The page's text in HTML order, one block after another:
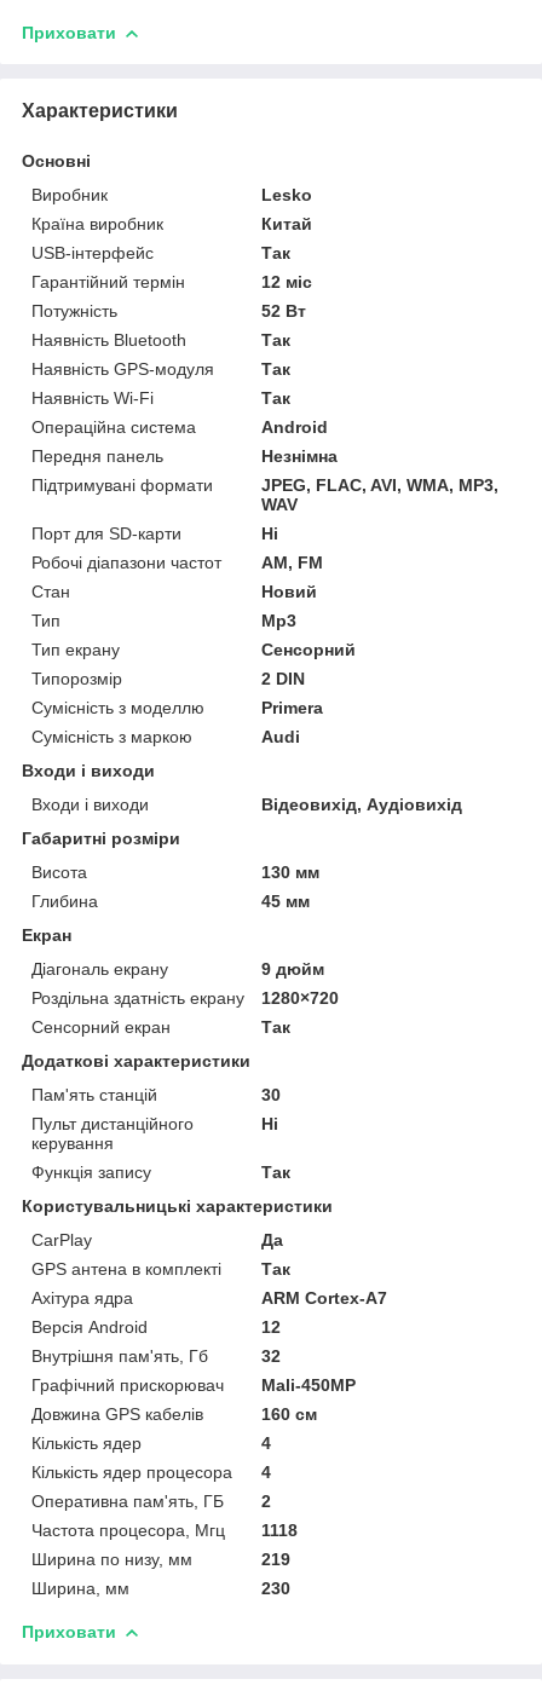
Приховати
Характеристики
Основні
Виробник
Lesko
Країна виробник
Китай
USB-інтерфейс
Так
Гарантійний термін
12 міс
Потужність
52 Вт
Наявність Bluetooth
Так
Наявність GPS-модуля
Так
Наявність Wi-Fi
Так
Операційна система
Android
Передня панель
Незнімна
Підтримувані формати
JPEG, FLAC, AVI, WMA, MP3,
WAV
Порт для SD-карти
Ні
Робочі діапазони частот
AM, FM
Стан
Новий
Тип
Mp3
Тип екрану
Сенсорний
Типорозмір
2 DIN
Сумісність з моделлю
Primera
Сумісність з маркою
Audi
Входи і виходи
Входи і виходи
Відеовихід, Аудіовихід
Габаритні розміри
Висота
130 мм
Глибина
45 мм
Екран
Діагональ екрану
9 дюйм
Роздільна здатність екрану
1280×720
Сенсорний екран
Так
Додаткові характеристики
Пам'ять станцій
30
Пульт дистанційного
керування
Ні
Функція запису
Так
Користувальницькі характеристики
CarPlay
Да
GPS антена в комплекті
Так
Ахітура ядра
ARM Cortex-A7
Версія Android
12
Внутрішня пам'ять, Гб
32
Графічний прискорювач
Mali-450MP
Довжина GPS кабелів
160 см
Кількість ядер
4
Кількість ядер процесора
4
Оперативна пам'ять, ГБ
2
Частота процесора, Мгц
1118
Ширина по низу, мм
219
Ширина, мм
230
Приховати